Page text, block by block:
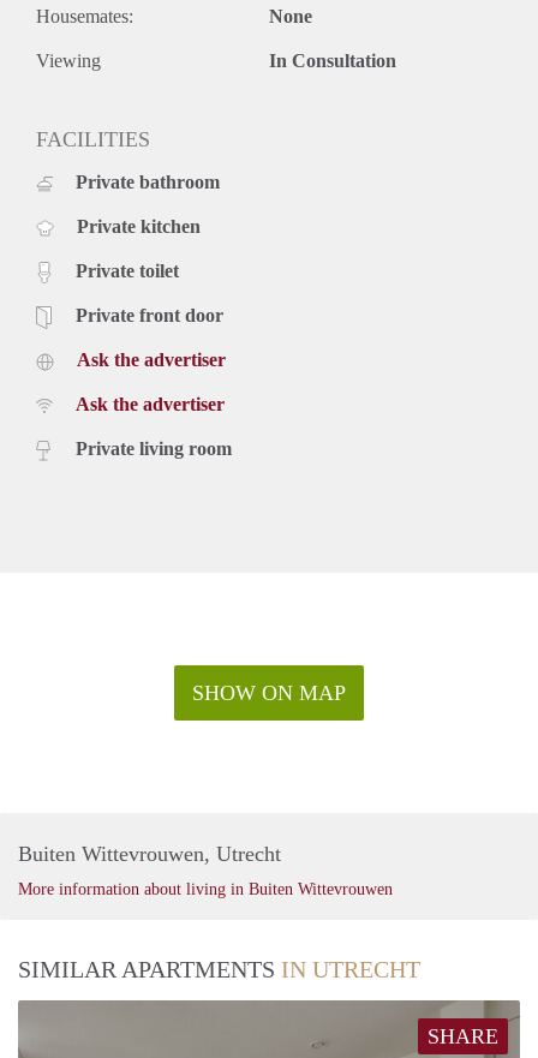
- Eenmalige servicekosten á € 295,- exclusief 21% btw.
- Beschikbaar per 1-juli 2020.
Inclusief laminaatvloer en keukenapparatuur.
ons opnemen of uzelf inschrijven op onze website.
Housemates: None
Viewing In Consultation
FACILITIES
Private bathroom
Private kitchen
Private toilet
Private front door
Ask the advertiser
Ask the advertiser
Private living room
SHOW ON MAP
Buiten Wittevrouwen, Utrecht
More information about living in Buiten Wittevrouwen
SIMILAR APARTMENTS IN UTRECHT
SHARE